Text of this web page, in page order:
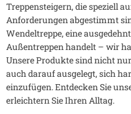
Treppensteigern, die speziell
Anforderungen abgestimmt
Wendeltreppe, eine
Außentreppen handelt – wir
Unsere Produkte sind nicht
auch darauf ausgelegt, sich
einzufügen. Entdecken Sie
erleichtern Sie Ihren Alltag.